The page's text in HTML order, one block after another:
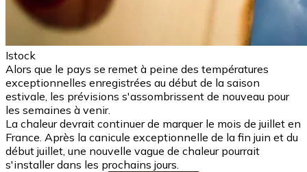
Istock
Alors que le pays se remet à peine des températures
exceptionnelles enregistrées au début de la saison
estivale, les prévisions s'assombrissent de nouveau pour
les semaines à venir.
La chaleur devrait continuer de marquer le mois de juillet en
France. Après la canicule exceptionnelle de la fin juin et du
début juillet, une nouvelle vague de chaleur pourrait
s'installer dans les prochains jours.